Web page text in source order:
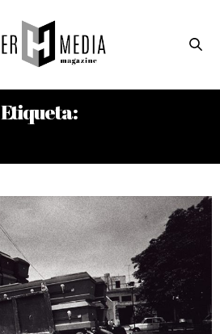
Etiqueta: